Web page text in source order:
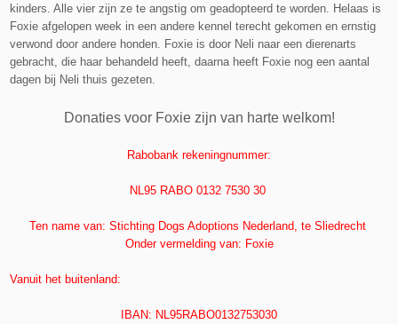
kinders. Alle vier zijn ze te angstig om geadopteerd te worden. Helaas is
Foxie afgelopen week in een andere kennel terecht gekomen en ernstig
verwond door andere honden. Foxie is door Neli naar een dierenarts
gebracht, die haar behandeld heeft, daarna heeft Foxie nog een aantal
dagen bij Neli thuis gezeten.
Donaties voor Foxie zijn van harte welkom!
Rabobank rekeningnummer:
NL95 RABO 0132 7530 30
Ten name van: Stichting Dogs Adoptions Nederland, te Sliedrecht
Onder vermelding van: Foxie
Vanuit het buitenland:
IBAN: NL95RABO0132753030